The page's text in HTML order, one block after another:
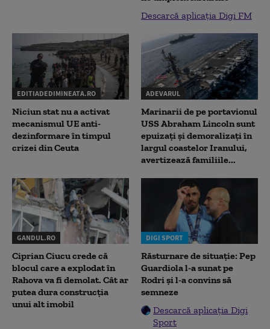
Descarcă aplicația Digi FM
EDITIADEDIMINEATA.RO
Niciun stat nu a activat
mecanismul UE anti-
dezinformare în timpul
crizei din Ceuta
ADEVARUL
Marinarii de pe portavionul
USS Abraham Lincoln sunt
epuizați și demoralizați în
largul coastelor Iranului,
avertizează familiile...
GANDUL.RO
Ciprian Ciucu crede că
blocul care a explodat în
Rahova va fi demolat. Cât ar
putea dura construcția
unui alt imobil
DIGI SPORT
Răsturnare de situație: Pep
Guardiola l-a sunat pe
Rodri și l-a convins să
semneze
Descarcă aplicația Digi
Sport